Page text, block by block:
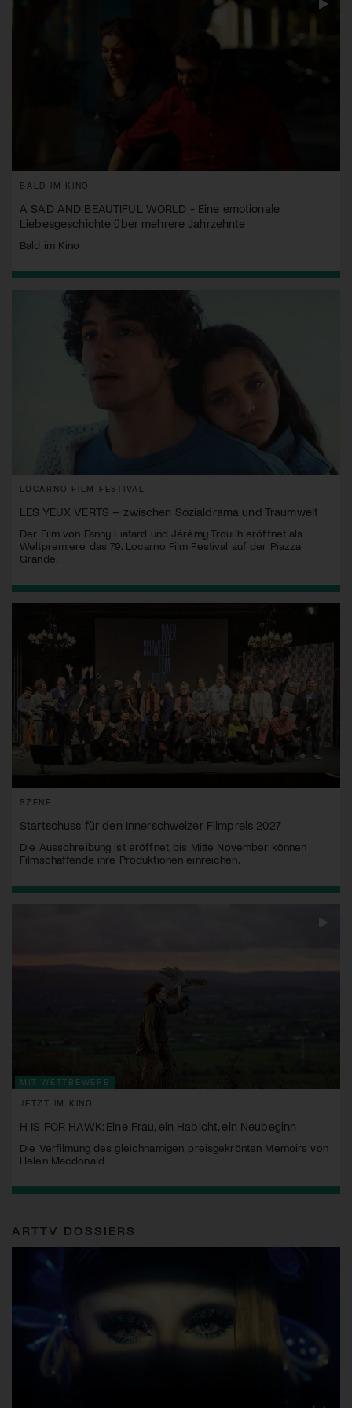
BALD IM KINO
A SAD AND BEAUTIFUL WORLD - Eine emotionale
Liebesgeschichte über mehrere Jahrzehnte
Bald im Kino
LOCARNO FILM FESTIVAL
LES YEUX VERTS – zwischen Sozialdrama und Traumwelt
Der Film von Fanny Liatard und Jérémy Trouilh eröffnet als
Weltpremiere das 79. Locarno Film Festival auf der Piazza
Grande.
SZENE
Startschuss für den Innerschweizer Filmpreis 2027
Die Ausschreibung ist eröffnet, bis Mitte November können
Filmschaffende ihre Produktionen einreichen.
MIT WETTBEWERB
JETZT IM KINO
H IS FOR HAWK: Eine Frau, ein Habicht, ein Neubeginn
Die Verfilmung des gleichnamigen, preisgekrönten Memoirs von
Helen Macdonald
ARTTV DOSSIERS